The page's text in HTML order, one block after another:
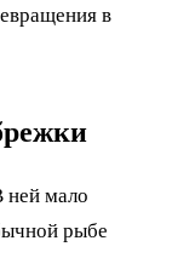
в
ней мало
рыбе